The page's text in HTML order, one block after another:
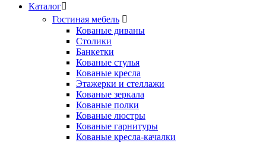
Каталог
Гостиная мебель
Кованые диваны
Столики
Банкетки
Кованые стулья
Кованые кресла
Этажерки и стеллажи
Кованые зеркала
Кованые полки
Кованые люстры
Кованые гарнитуры
Кованые кресла-качалки